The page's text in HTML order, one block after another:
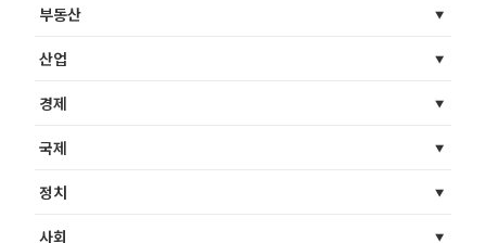
부동산
산업
경제
국제
정치
사회